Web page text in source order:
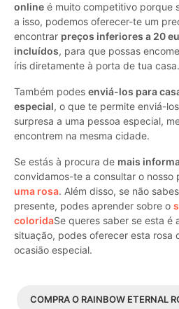
online é muito competitivo porque
a isso, podemos oferecer-te um
encontrar preços inferiores a 20
incluídos, para que possas
íris diretamente à porta de tua casa.
Também podes enviá-los para
especial, o que te permite enviá-
surpresa a uma pessoa especial,
encontrem na mesma cidade.
Se estás à procura de mais
convidamos-te a consultar o nosso
uma rosa. Além disso, se não
presente, podes aprender sobre o
coloridaSe queres saber se esta é
situação, podes oferecer esta rosa
ocasião especial.
COMPRA O RAINBOW ETERNAL